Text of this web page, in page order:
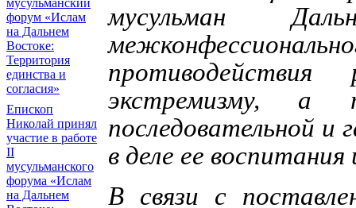
мусульманский
форум «Ислам
на Дальнем
Востоке:
Территория
единства и
согласия»
Епископ
Николай принял
участие в работе
II
мусульманского
форума «Ислам
на Дальнем
мусульман
противодействия
экстремизму, а
последовательной
в деле ее
В связи с